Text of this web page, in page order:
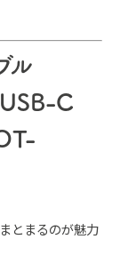
ル
C
とまるのが魅力